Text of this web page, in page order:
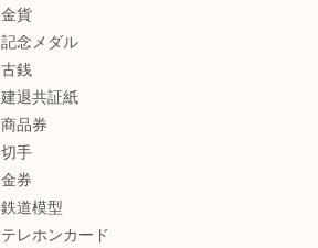
金貨
記念メダル
古銭
建退共証紙
商品券
切手
金券
鉄道模型
テレホンカード